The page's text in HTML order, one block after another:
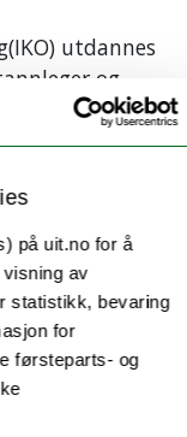
på uit.no for å
av
statistikk, bevaring
for
førsteparts- og
utdannes
og